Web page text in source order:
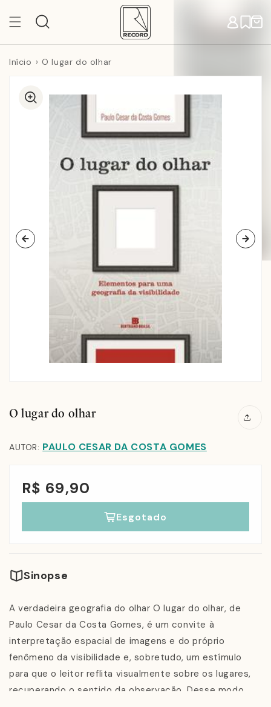
para o
conteúdo
Início O lugar do olhar
O lugar do olhar
AUTOR: PAULO CESAR DA COSTA GOMES
R$ 69,90
Esgotado
Sinopse
A verdadeira geografia do olhar O lugar do olhar, de
Paulo Cesar da Costa Gomes, é um convite à
interpretação espacial de imagens e do próprio
fenômeno da visibilidade e, sobretudo, um estímulo
para que o leitor reflita visualmente sobre os lugares,
recuperando o sentido da observação. Desse modo,